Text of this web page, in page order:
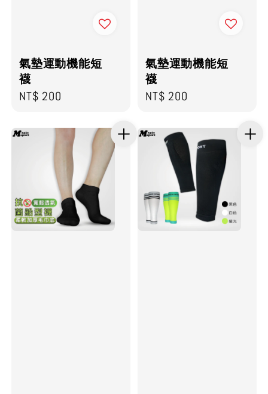
氣墊運動機能短
襪
Regular
NT$ 200
氣墊運動機能短
襪
Regular
NT$ 200